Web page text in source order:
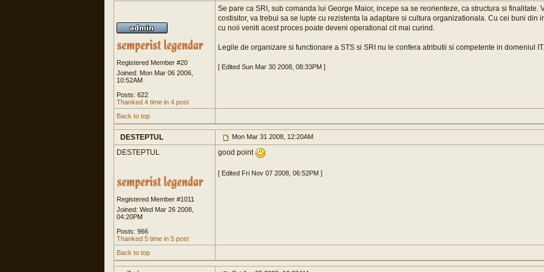
Registered Member #20
Joined: Mon Mar 06 2006,
10:52AM
Posts: 622
Thanked 4 time in 4 post
Se pare ca SRI, sub comanda lui George Maior, incepe sa se reorienteze, ca structura si finalitate.
costisitor, va trebui sa se lupte cu rezistenta la adaptare si cultura organizationala. Cu cei buni din
cu noii veniti acest proces poate deveni operational cit mai curind.
Legile de organizare si functionare a STS si SRI nu le confera atributii si competente in domeniul IT.
[ Edited Sun Mar 30 2008, 08:33PM ]
Back to top
DESTEPTUL Mon Mar 31 2008, 12:20AM
DESTEPTUL
Registered Member #1011
Joined: Wed Mar 26 2008,
04:20PM
Posts: 966
Thanked 5 time in 5 post
good point
[ Edited Fri Nov 07 2008, 06:52PM ]
Back to top